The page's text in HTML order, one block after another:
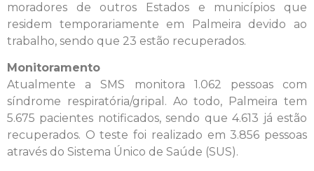
moradores de outros Estados e municípios que
residem temporariamente em Palmeira devido ao
trabalho, sendo que 23 estão recuperados.
Monitoramento
Atualmente a SMS monitora 1.062 pessoas com
síndrome respiratória/gripal. Ao todo, Palmeira tem
5.675 pacientes notificados, sendo que 4.613 já estão
recuperados. O teste foi realizado em 3.856 pessoas
através do Sistema Único de Saúde (SUS).